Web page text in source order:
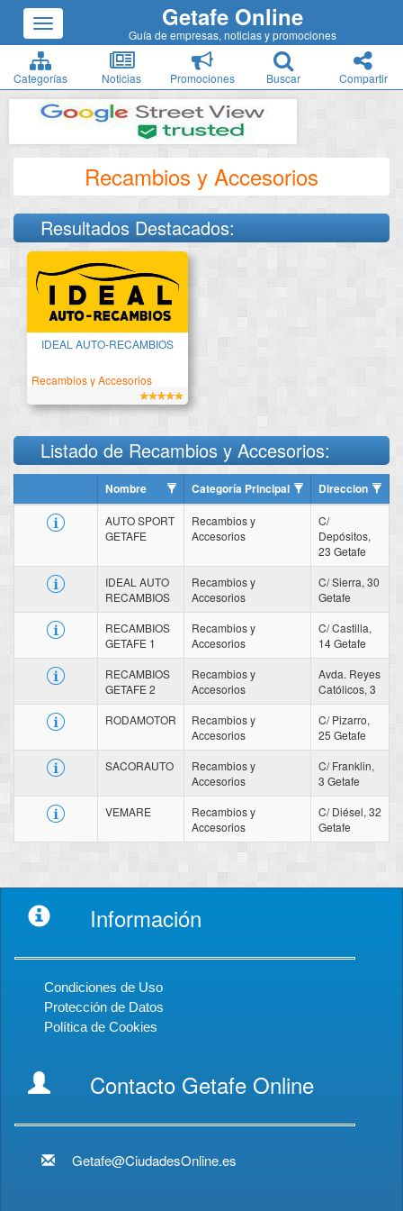
Getafe Online
Guía de empresas, noticias y promociones
Categorías Noticias Promociones Buscar Compartir
Recambios y Accesorios
Resultados Destacados:
Todo para el automóvil
IDEAL AUTO-RECAMBIOS
Recambios y Accesorios
Listado de Recambios y Accesorios:
Nombre Categoría Principal Direccion
AUTO SPORT
GETAFE
Recambios y
Accesorios
C/
Depósitos,
23 Getafe
IDEAL AUTO
RECAMBIOS
Recambios y
Accesorios
C/ Sierra, 30
Getafe
RECAMBIOS
GETAFE 1
Recambios y
Accesorios
C/ Castilla,
14 Getafe
RECAMBIOS
GETAFE 2
Recambios y
Accesorios
Avda. Reyes
Católicos, 3
RODAMOTOR
Recambios y
Accesorios
C/ Pizarro,
25 Getafe
SACORAUTO
Recambios y
Accesorios
C/ Franklin,
3 Getafe
VEMARE
Recambios y
Accesorios
C/ Diésel, 32
Getafe
Información
Condiciones de Uso
Protección de Datos
Política de Cookies
Contacto Getafe Online
Getafe@CiudadesOnline.es